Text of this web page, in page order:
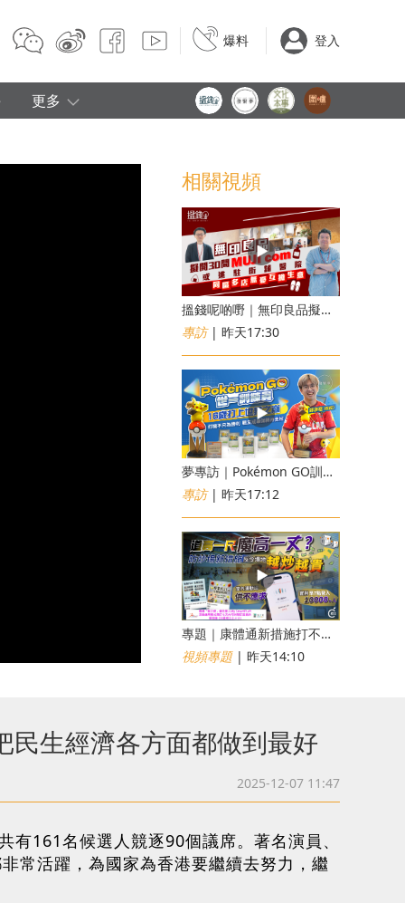
爆料 登入
更多
相關視頻
搵錢呢啲嘢｜無印良品擬開30間「MUJI com」 或進駐街舖醫院 同區多店無憂互搶生意
專訪| 昨天17:30
夢專訪｜Pokémon GO訓練員「蝦皮」16歲打上世界第一！戰友成最強後盾
專訪| 昨天17:12
專題｜康體通新措施打不倒黃牛？室內運動場一場難求越炒越貴
視頻專題| 昨天14:10
生經濟各方面都做到最好
2025-12-07 11:47
161名候選人競逐90個議席。著名演員、
常活躍，為國家為香港要繼續去努力，繼